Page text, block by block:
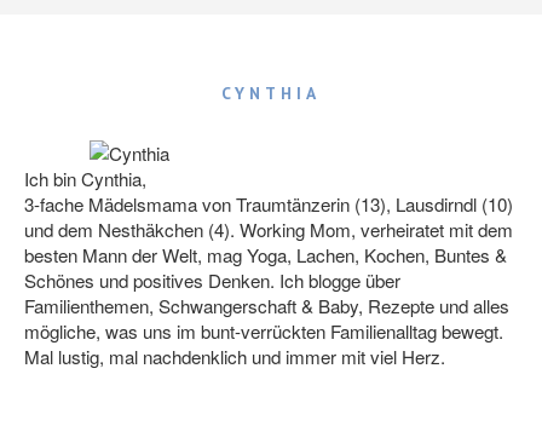
CYNTHIA
Ich bin Cynthia,
3-fache Mädelsmama von Traumtänzerin (13), Lausdirndl (10)
und dem Nesthäkchen (4). Working Mom, verheiratet mit dem
besten Mann der Welt, mag Yoga, Lachen, Kochen, Buntes &
Schönes und positives Denken. Ich blogge über
Familienthemen, Schwangerschaft & Baby, Rezepte und alles
mögliche, was uns im bunt-verrückten Familienalltag bewegt.
Mal lustig, mal nachdenklich und immer mit viel Herz.